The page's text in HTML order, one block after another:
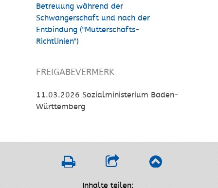
Betreuung während der
Schwangerschaft und nach der
Entbindung ("Mutterschafts-
Richtlinien")
FREIGABEVERMERK
11.03.2026 Sozialministerium Baden-
Württemberg
Inhalte teilen: